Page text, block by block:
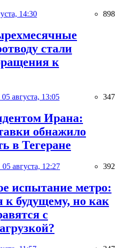
14:30 898
стали
к
05 августа, 13:05 347
Ирана:
обнажило
в Тегеране
05 августа, 12:27 392
испытание метро:
к будущему, но как
с